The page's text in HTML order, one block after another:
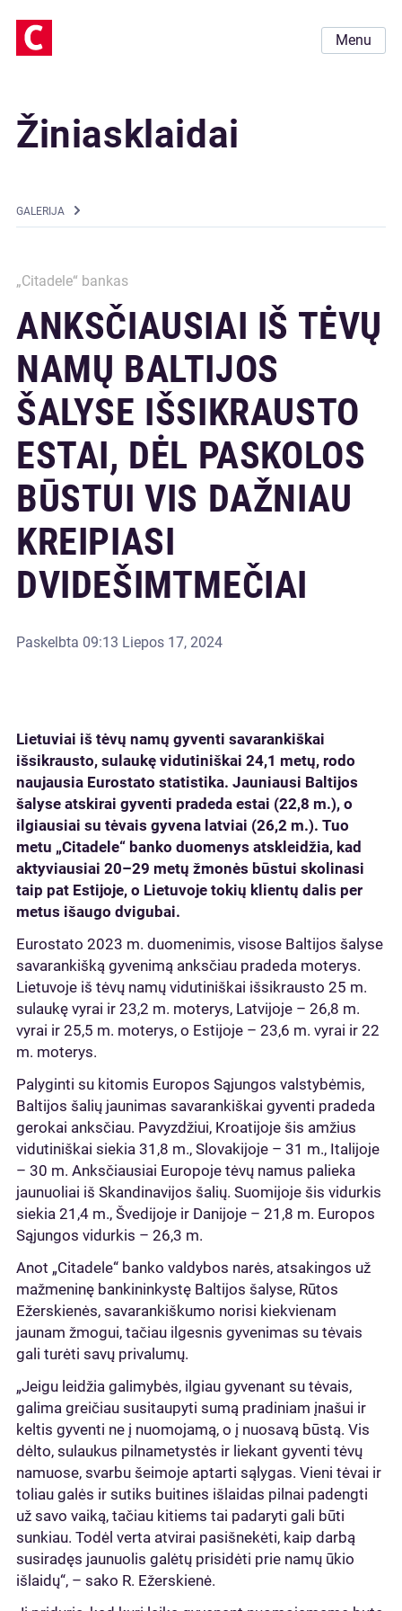
Menu
Žiniasklaidai
GALERIJA
„Citadele“ bankas
ANKSČIAUSIAI IŠ TĖVŲ
NAMŲ BALTIJOS
ŠALYSE IŠSIKRAUSTO
ESTAI, DĖL PASKOLOS
BŪSTUI VIS DAŽNIAU
KREIPIASI
DVIDEŠIMTMEČIAI
Paskelbta 09:13 Liepos 17, 2024
Lietuviai iš tėvų namų gyventi savarankiškai
išsikrausto, sulaukę vidutiniškai 24,1 metų, rodo
naujausia Eurostato statistika. Jauniausi Baltijos
šalyse atskirai gyventi pradeda estai (22,8 m.), o
ilgiausiai su tėvais gyvena latviai (26,2 m.). Tuo
metu „Citadele“ banko duomenys atskleidžia, kad
aktyviausiai 20–29 metų žmonės būstui skolinasi
taip pat Estijoje, o Lietuvoje tokių klientų dalis per
metus išaugo dvigubai.
Eurostato 2023 m. duomenimis, visose Baltijos šalyse
savarankišką gyvenimą anksčiau pradeda moterys.
Lietuvoje iš tėvų namų vidutiniškai išsikrausto 25 m.
sulaukę vyrai ir 23,2 m. moterys, Latvijoje – 26,8 m.
vyrai ir 25,5 m. moterys, o Estijoje – 23,6 m. vyrai ir 22
m. moterys.
Palyginti su kitomis Europos Sąjungos valstybėmis,
Baltijos šalių jaunimas savarankiškai gyventi pradeda
gerokai anksčiau. Pavyzdžiui, Kroatijoje šis amžius
vidutiniškai siekia 31,8 m., Slovakijoje – 31 m., Italijoje
– 30 m. Anksčiausiai Europoje tėvų namus palieka
jaunuoliai iš Skandinavijos šalių. Suomijoje šis vidurkis
siekia 21,4 m., Švedijoje ir Danijoje – 21,8 m. Europos
Sąjungos vidurkis – 26,3 m.
Anot „Citadele“ banko valdybos narės, atsakingos už
mažmeninę bankininkystę Baltijos šalyse, Rūtos
Ežerskienės, savarankiškumo norisi kiekvienam
jaunam žmogui, tačiau ilgesnis gyvenimas su tėvais
gali turėti savų privalumų.
„Jeigu leidžia galimybės, ilgiau gyvenant su tėvais,
galima greičiau susitaupyti sumą pradiniam įnašui ir
keltis gyventi ne į nuomojamą, o į nuosavą būstą. Vis
dėlto, sulaukus pilnametystės ir liekant gyventi tėvų
namuose, svarbu šeimoje aptarti sąlygas. Vieni tėvai ir
toliau galės ir sutiks buitines išlaidas pilnai padengti
už savo vaiką, tačiau kitiems tai padaryti gali būti
sunkiau. Todėl verta atvirai pasišnekėti, kaip darbą
susiradęs jaunuolis galėtų prisidėti prie namų ūkio
išlaidų“, – sako R. Ežerskienė.